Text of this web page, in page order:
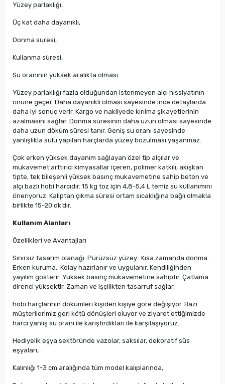
Yüzey parlaklığı,
Üç kat daha dayanıklı,
Donma süresi,
Kullanma süresi,
Su oranının yüksek aralıkta olması.
Yüzey parlaklığı fazla olduğundan istenmeyen alçı hissiyatının
önüne geçer. Daha dayanıklı olması sayesinde ince detaylarda
daha iyi sonuç verir. Kargo ve nakliyede kırılma şikayetlerinin
azalmasını sağlar. Donma süresinin daha uzun olması sayesinde
daha uzun döküm süresi tanır. Geniş su oranı sayesinde
yanlışlıkla sulu yapılan harçlarda yüzey bozulması yaşanmaz.
Çok erken yüksek dayanım sağlayan özel tip alçılar ve
mukavemet arttırıcı kimyasallar içeren, polimer katkılı, akışkan
tipte, tek bileşenli yüksek basınç mukavemetine sahip beton ve
alçı bazlı hobi harcıdır. 15 kg toz için 4,8-5,4 L temiz su kullanımını
öneriyoruz. Kalıptan çıkma süresi ortam sıcaklığına bağlı olmakla
birlikte 15-20 dk’dır.
Kullanım Alanları
Özellikleri ve Avantajları
Sınırsız tasarım olanağı. Pürüzsüz yüzey. Kısa zamanda donma.
Erken kuruma. Kolay hazırlanır ve uygulanır. Kendiliğinden
yayılım gösterir. Yüksek basınç mukavemetine sahiptir. Çatlama
direnci yüksektir. Zaman ve işçilikten tasarruf sağlar.
hobi harçlarının dökümleri kişiden kişiye göre değişiyor. Bazı
müşterilerimiz geri kötü dönüşleri oluyor ve ziyaret ettiğimizde
harcı yanlış su oranı ile karıştırdıkları ile karşılaşıyoruz.
Hediyelik eşya sektöründe vazolar, saksılar, dekoratif süs
eşyaları,
Kalınlığı 1-3 cm aralığında tüm model kalıplarında,